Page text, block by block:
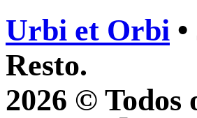
Urbi et Orbi
Resto.
2026 © Todos